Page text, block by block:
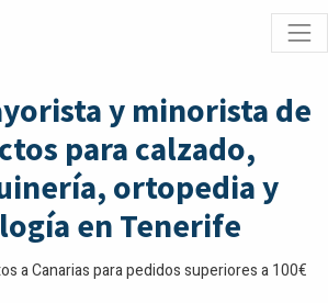
y minorista de
para calzado,
ortopedia y
en Tenerife
a Canarias para pedidos superiores a 100€